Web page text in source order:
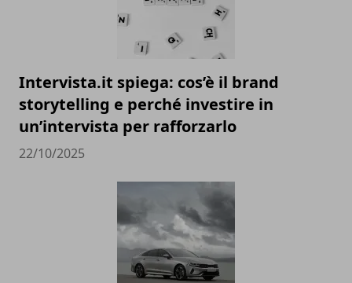
Intervista.it spiega: cos’è il brand
storytelling e perché investire in
un’intervista per rafforzarlo
22/10/2025